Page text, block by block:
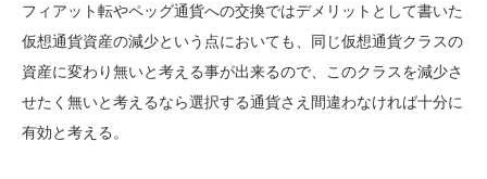
フィアット転やペッグ通貨への交換ではデメリットとして書いた
仮想通貨資産の減少という点においても、同じ仮想通貨クラスの
資産に変わり無いと考える事が出来るので、このクラスを減少さ
せたく無いと考えるなら選択する通貨さえ間違わなければ十分に
有効と考える。